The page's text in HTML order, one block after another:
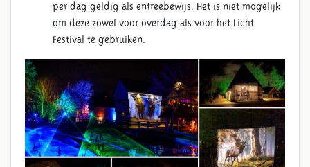
per dag geldig als entreebewijs. Het is niet mogelijk
om deze zowel voor overdag als voor het Licht
Festival te gebruiken.